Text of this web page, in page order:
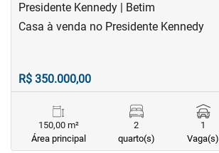
Presidente Kennedy | Betim
Casa à venda no Presidente Kennedy
R$ 350.000,00
150,00 m²
Área principal
2
quarto(s)
1
Vaga(s)